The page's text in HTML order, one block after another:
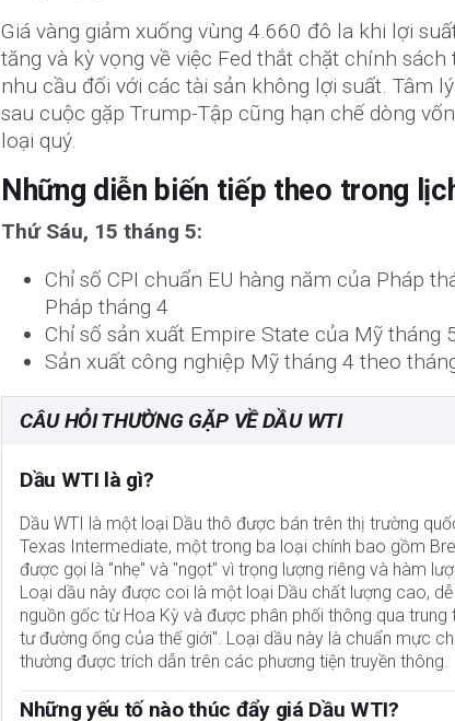
Giá vàng giảm xuống vùng 4.660 đô la khi lợi
tăng và kỳ vọng về việc Fed thắt chặt chính
nhu cầu đối với các tài sản không lợi suất. Tâm
sau cuộc gặp Trump-Tập cũng hạn chế dòng
loại quý.
Những diễn biến tiếp theo trong
Thứ Sáu, 15 tháng 5:
Chỉ số CPI chuẩn EU hàng năm của Pháp
Pháp tháng 4
Chỉ số sản xuất Empire State của Mỹ tháng
Sản xuất công nghiệp Mỹ tháng 4 theo
CÂU HỎI THƯỜNG GẶP VỀ DẦU WTI
Dầu WTI là gì?
Dầu WTI là một loại Dầu thô được bán trên thị trường
Texas Intermediate, một trong ba loại chính bao gồm
được gọi là "nhẹ" và "ngọt" vì trọng lượng riêng và hàm
Loại dầu này được coi là một loại Dầu chất lượng cao,
nguồn gốc từ Hoa Kỳ và được phân phối thông qua
tư đường ống của thế giới". Loại dầu này là chuẩn mực
thường được trích dẫn trên các phương tiện truyền thông.
Những yếu tố nào thúc đẩy giá Dầu WTI?